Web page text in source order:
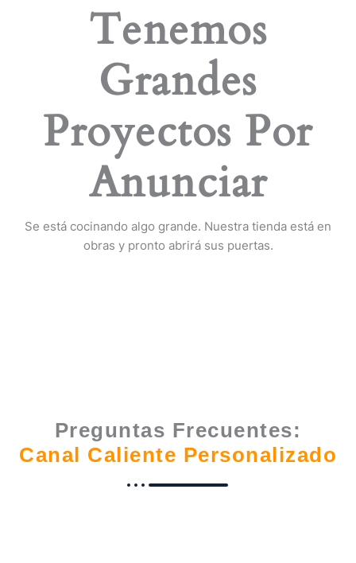
Tenemos
Grandes
Proyectos Por
Anunciar
Se está cocinando algo grande. Nuestra tienda está en
obras y pronto abrirá sus puertas.
Preguntas Frecuentes:
Canal Caliente Personalizado